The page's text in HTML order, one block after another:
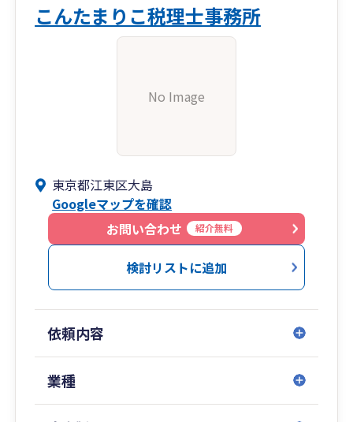
こんたまりこ税理士事務所
No Image
東京都江東区大島
Googleマップを確認
お問い合わせ
紹介無料
検討リストに追加
依頼内容
業種